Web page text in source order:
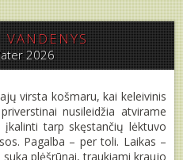
VANDENYS
2026
virsta košmaru, kai keleivinis
nusileidžia atvirame
įkalinti tarp skęstančių lėktuvo
Pagalba – per toli. Laikas –
plėšrūnai, traukiami kraujo